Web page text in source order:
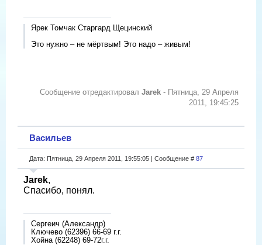
Ярек Томчак Старгард Щецинский
Это нужно – не мёртвым! Это надо – живым!
Сообщение отредактировал Jarek - Пятница, 29 Апреля
2011, 19:45:25
Васильев
Дата: Пятница, 29 Апреля 2011, 19:55:05 | Сообщение # 87
Jarek,
Спасибо, понял.
Сергеич (Александр)
Ключево (62396) 66-69 г.г.
Хойна (62248) 69-72г.г.